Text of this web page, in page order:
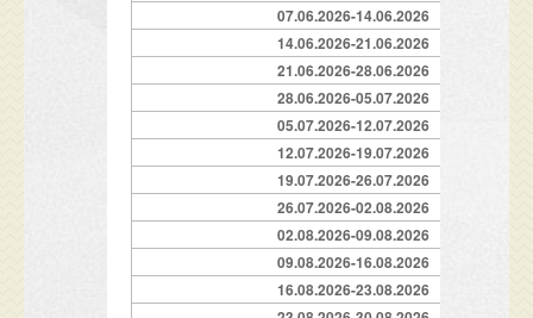
07.06.2026-14.06.2026
14.06.2026-21.06.2026
21.06.2026-28.06.2026
28.06.2026-05.07.2026
05.07.2026-12.07.2026
12.07.2026-19.07.2026
19.07.2026-26.07.2026
26.07.2026-02.08.2026
02.08.2026-09.08.2026
09.08.2026-16.08.2026
16.08.2026-23.08.2026